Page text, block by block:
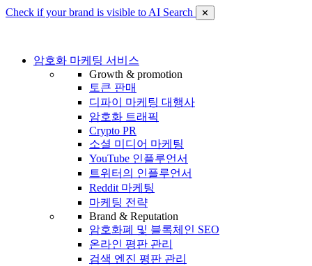
Check if your brand is visible to AI Search ✕
암호화 마케팅 서비스
Growth & promotion
토큰 판매
디파이 마케팅 대행사
암호화 트래픽
Crypto PR
소셜 미디어 마케팅
YouTube 인플루언서
트위터의 인플루언서
Reddit 마케팅
마케팅 전략
Brand & Reputation
암호화폐 및 블록체인 SEO
온라인 평판 관리
검색 엔진 평판 관리